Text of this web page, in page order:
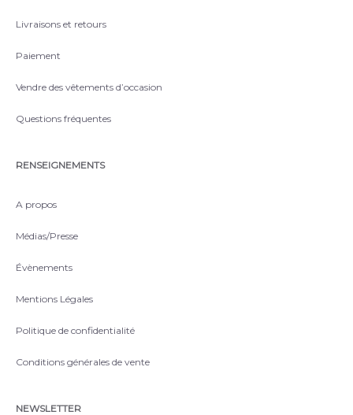
Livraisons et retours
Paiement
Vendre des vêtements d’occasion
Questions fréquentes
RENSEIGNEMENTS
A propos
Médias/Presse
Évènements
Mentions Légales
Politique de confidentialité
Conditions générales de vente
NEWSLETTER